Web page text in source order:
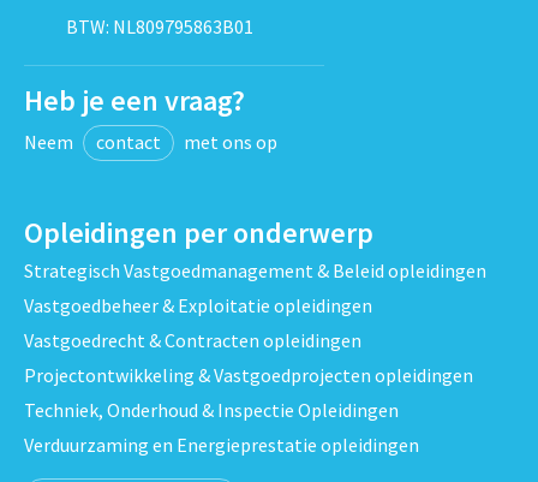
BTW: NL809795863B01
Heb je een vraag?
Neem contact met ons op
Opleidingen per onderwerp
Strategisch Vastgoedmanagement & Beleid opleidingen
Vastgoedbeheer & Exploitatie opleidingen
Vastgoedrecht & Contracten opleidingen
Projectontwikkeling & Vastgoedprojecten opleidingen
Techniek, Onderhoud & Inspectie Opleidingen
Verduurzaming en Energieprestatie opleidingen